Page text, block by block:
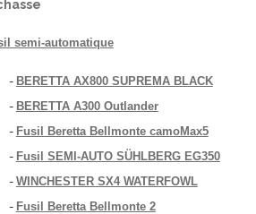
semi-automatique
- BERETTA AX800 SUPREMA BLACK
- BERETTA A300 Outlander
- Fusil Beretta Bellmonte camoMax5
- Fusil SEMI-AUTO SÜHLBERG EG350
- WINCHESTER SX4 WATERFOWL
- Fusil Beretta Bellmonte 2